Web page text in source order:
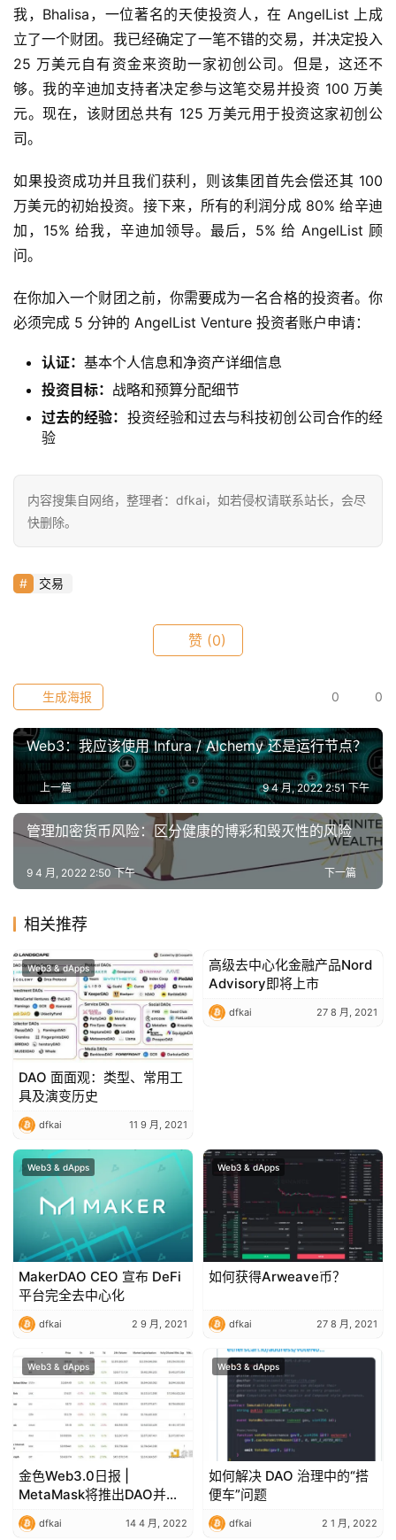
我，Bhalisa，一位著名的天使投资人，在 AngelList 上成
立了一个财团。我已经确定了一笔不错的交易，并决定投入
25 万美元自有资金来资助一家初创公司。但是，这还不
够。我的辛迪加支持者决定参与这笔交易并投资 100 万美
元。现在，该财团总共有 125 万美元用于投资这家初创公
司。
如果投资成功并且我们获利，则该集团首先会偿还其 100
万美元的初始投资。接下来，所有的利润分成 80% 给辛迪
加，15% 给我，辛迪加领导。最后，5% 给 AngelList 顾
问。
在你加入一个财团之前，你需要成为一名合格的投资者。你
必须完成 5 分钟的 AngelList Venture 投资者账户申请：
认证： 基本个人信息和净资产详细信息
投资目标： 战略和预算分配细节
过去的经验： 投资经验和过去与科技初创公司合作的经
验
内容搜集自网络，整理者：dfkai，如若侵权请联系站长，会尽
快删除。
交易
赞 (0)
0 0
生成海报
Web3：我应该使用 Infura / Alchemy 还是运行节点？
上一篇 9 4 月, 2022 2:51 下午
管理加密货币风险：区分健康的博彩和毁灭性的风险
下一篇
9 4 月, 2022 2:50 下午
相关推荐
Web3 & dApps
DAO 面面观：类型、常用工
具及演变历史
dfkai 11 9 月, 2021
Web3 & dApps
高级去中心化金融产品Nord
Advisory即将上市
dfkai 27 8 月, 2021
Web3 & dApps
MakerDAO CEO 宣布 DeFi
平台完全去中心化
dfkai 2 9 月, 2021
Web3 & dApps
如何获得Arweave币？
dfkai 27 8 月, 2021
Web3 & dApps
金色Web3.0日报 |
MetaMask将推出DAO并发
布Token
dfkai 14 4 月, 2022
Web3 & dApps
如何解决 DAO 治理中的“搭
便车”问题
dfkai 2 1 月, 2022